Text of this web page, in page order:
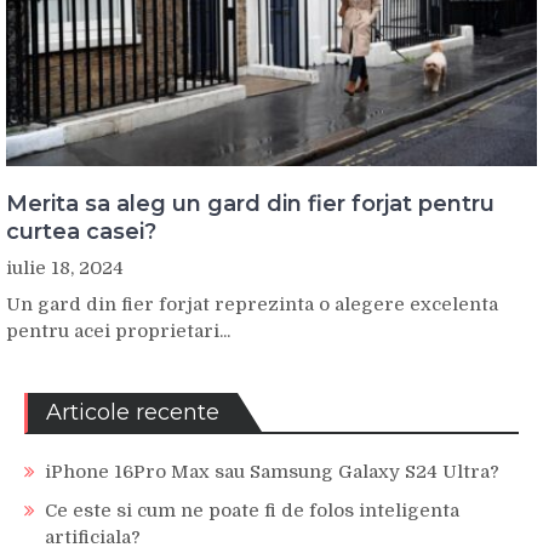
Merita sa aleg un gard din fier forjat pentru
curtea casei?
iulie 18, 2024
Un gard din fier forjat reprezinta o alegere excelenta
pentru acei proprietari...
Articole recente
iPhone 16Pro Max sau Samsung Galaxy S24 Ultra?
Ce este si cum ne poate fi de folos inteligenta
artificiala?